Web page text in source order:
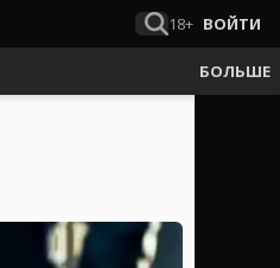
18+ ВОЙТИ
БОЛЬШЕ